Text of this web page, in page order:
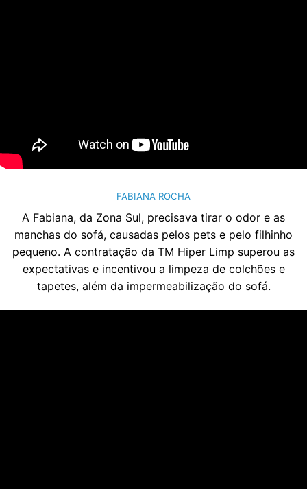
FABIANA ROCHA
A Fabiana, da Zona Sul, precisava tirar o odor e as
manchas do sofá, causadas pelos pets e pelo filhinho
pequeno. A contratação da TM Hiper Limp superou as
expectativas e incentivou a limpeza de colchões e
tapetes, além da impermeabilização do sofá.